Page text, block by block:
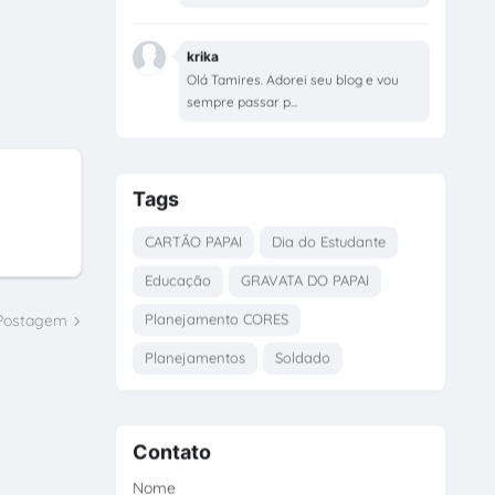
krika
Olá Tamires. Adorei seu blog e vou
sempre passar p...
Tags
CARTÃO PAPAI Dia do Estudante
Educação GRAVATA DO PAPAI
Planejamento CORES
Planejamentos Soldado
Contato
Nome